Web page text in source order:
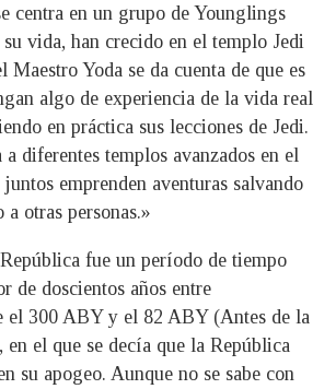
centra en un grupo de Younglings
vida, han crecido en el templo Jedi
Maestro Yoda se da cuenta de que es
algo de experiencia de la vida real
en práctica sus lecciones de Jedi.
diferentes templos avanzados en el
emprenden aventuras salvando
otras personas.»
fue un período de tiempo
de doscientos años entre
el 300 ABY y el 82 ABY (Antes de la
el que se decía que la República
su apogeo. Aunque no se sabe con